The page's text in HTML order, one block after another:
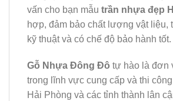
vấn cho bạn mẫu trần nhựa đẹp
hợp, đảm bảo chất lượng vật liệu,
kỹ thuật và có chế độ bảo hành tốt.
Gỗ Nhựa Đông Đô tự hào là đơn
trong lĩnh vực cung cấp và thi
Hải Phòng và các tỉnh thành lân